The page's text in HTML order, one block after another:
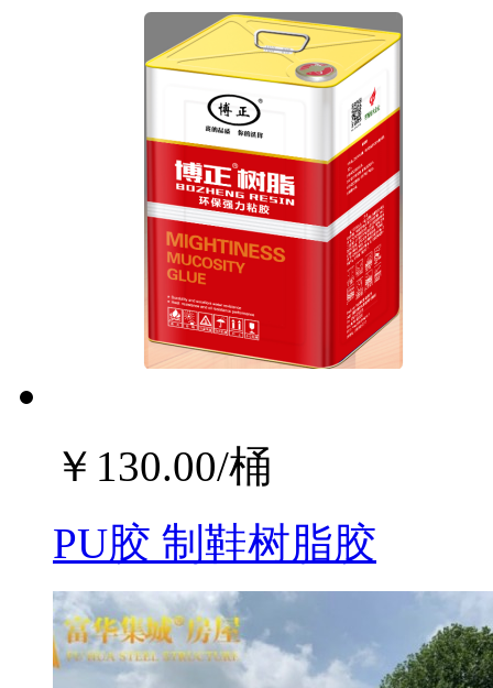
￥ 130.00/桶
PU胶 制鞋树脂胶